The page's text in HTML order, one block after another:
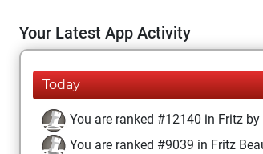
Your Latest App Activity
Today
You are ranked #12140 in Fritz by
You are ranked #9039 in Fritz